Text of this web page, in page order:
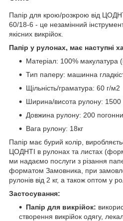
Папір для крою/розкрою від
60/18-6 - це незамінний
якісних викрійок.
Папір у рулонах, має наступні
Матеріал: 100% макулатура
Тип паперу: машинна
Щільність/граматура: 60 г/м2
Ширина/висота рулону:
Довжина рулону: 200
Вага рулону: 18кг
Папір має бурий колір,
ЦОДНТІ в рулонах та листах
ми надаємо послуги з різання
форматом Замовника, при
рулонів від 2 кг, а також оптом у
Застосування:
Папір для викрійок:
створення викрійок одягу,